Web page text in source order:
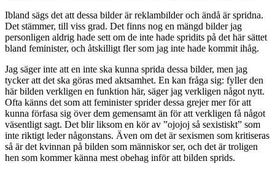
Ibland sägs det att dessa bilder är reklambilder och ändå är spridna.
Det stämmer, till viss grad. Det finns nog en mängd bilder jag
personligen aldrig hade sett om de inte hade spridits på det här sättet
bland feminister, och åtskilligt fler som jag inte hade kommit ihåg.
Jag säger inte att en inte ska kunna sprida dessa bilder, men jag
tycker att det ska göras med aktsamhet. En kan fråga sig: fyller den
här bilden verkligen en funktion här, säger jag verkligen något nytt.
Ofta känns det som att feminister sprider dessa grejer mer för att
kunna förfasa sig över dem gemensamt än för att verkligen få något
väsentligt sagt. Det blir liksom en kör av ”ojojoj så sexistiskt” som
inte riktigt leder någonstans. Även om det är sexismen som kritiseras
så är det kvinnan på bilden som människor ser, och det är troligen
hen som kommer känna mest obehag inför att bilden sprids.